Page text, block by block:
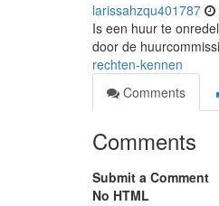
larissahzqu401787
Is een huur te
door de
rechten-kennen
Comments
Comments
Submit a Comment
No HTML